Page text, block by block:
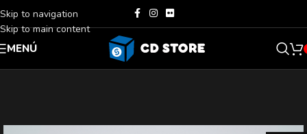
Skip to navigation
Skip to main content
MENÚ